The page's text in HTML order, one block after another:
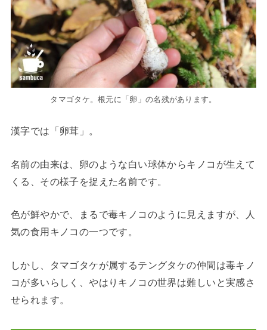
タマゴタケ。根元に「卵」の名残があります。
漢字では「卵茸」。
名前の由来は、卵のような白い球体からキノコが生えて
くる、その様子を捉えた名前です。
色が鮮やかで、まるで毒キノコのように見えますが、人
気の食用キノコの一つです。
しかし、タマゴタケが属するテングタケの仲間は毒キノ
コが多いらしく、やはりキノコの世界は難しいと実感さ
せられます。